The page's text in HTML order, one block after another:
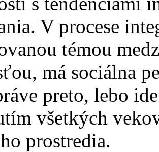
V procese
témou
má sociálna
preto, lebo
všetkých
prostredia.